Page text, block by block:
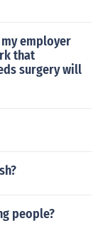
employer
that
surgery will
people?